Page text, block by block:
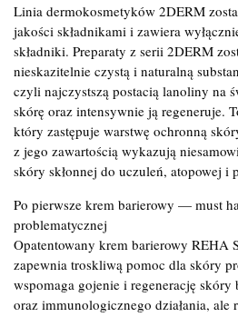
Linia dermokosmetyków 2DERM
jakości składnikami i zawiera
składniki. Preparaty z serii 2DERM
nieskazitelnie czystą i naturalną
czyli najczystszą postacią lanoliny na
skórę oraz intensywnie ją regeneruje.
który zastępuje warstwę ochronną
z jego zawartością wykazują
skóry skłonnej do uczuleń, atopowej i
Po pierwsze krem barierowy — must
problematycznej
Opatentowany krem barierowy REHA
zapewnia troskliwą pomoc dla skóry
wspomaga gojenie i regenerację
oraz immunologicznego działania,